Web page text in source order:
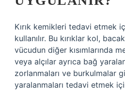
Kırık kemikleri tedavi etmek
kullanılır. Bu kırıklar kol,
vücudun diğer kısımlarında
veya alçılar ayrıca bağ
zorlanmaları ve burkulmalar
yaralanmaları tedavi etmek